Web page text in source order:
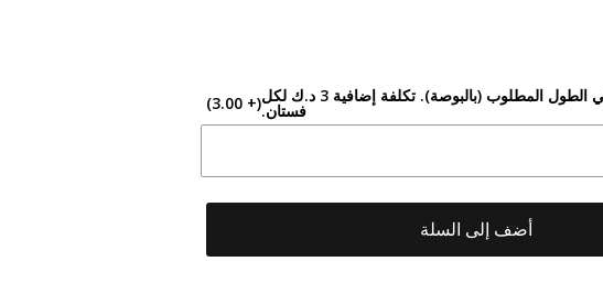
تحتاجينه أقصر؟ أدخلي الطول المطلوب (بالبوصة). تكلفة إضافية 3 د.ك لكل
فستان.(+ 3.00)
أضف إلى السلة